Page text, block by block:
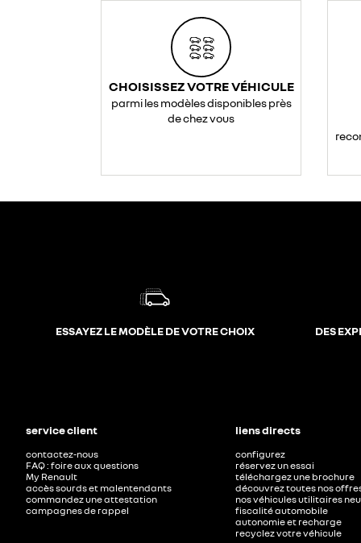
CHOISISSEZ VOTRE VÉHICULE
parmi les modèles disponibles près
de chez vous
ESSAYEZ LE MODÈLE DE VOTRE CHOIX DES
service client
contactez-nous
FAQ : foire aux questions
My Renault
accès sourds et malentendants
commandez une attestation
campagnes de rappel
liens directs
configurez
réservez un essai
téléchargez une brochure
découvrez toutes nos
nos véhicules utilitaires
fiscalité automobile
autonomie et recharge
recyclez votre véhicule